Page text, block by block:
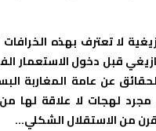
لا تعترف بهذه
عن عامة المغاربة
مجرد لهجات لا علاقة لها
من الاستقلال الشكلي…